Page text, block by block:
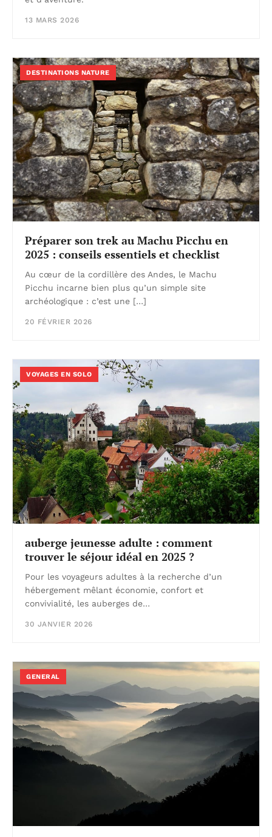
13 MARS 2026
DESTINATIONS NATURE
Préparer son trek au Machu Picchu en
2025 : conseils essentiels et checklist
Au cœur de la cordillère des Andes, le Machu
Picchu incarne bien plus qu’un simple site
archéologique : c’est une […]
20 FÉVRIER 2026
VOYAGES EN SOLO
auberge jeunesse adulte : comment
trouver le séjour idéal en 2025 ?
Pour les voyageurs adultes à la recherche d’un
hébergement mêlant économie, confort et
convivialité, les auberges de…
30 JANVIER 2026
GENERAL